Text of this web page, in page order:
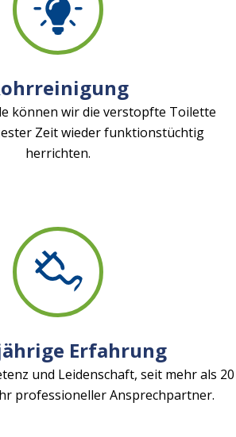
können wir die verstopfte Toilette
Zeit wieder funktionstüchtig
herrichten.
Erfahrung
und Leidenschaft, seit mehr als 20
professioneller Ansprechpartner.